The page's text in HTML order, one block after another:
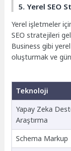
5. Yerel SEO
Yerel işletmeler
SEO stratejileri
Business gibi
oluşturmak ve
Teknoloji
Yapay Zeka
Araştırma
Schema Markup